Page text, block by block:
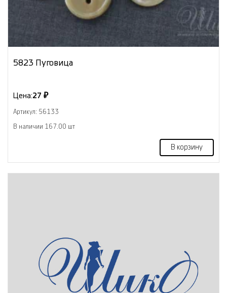
5823 Пуговица
Цена:27 ₽
Артикул: 56133
В наличии 167.00 шт
В корзину